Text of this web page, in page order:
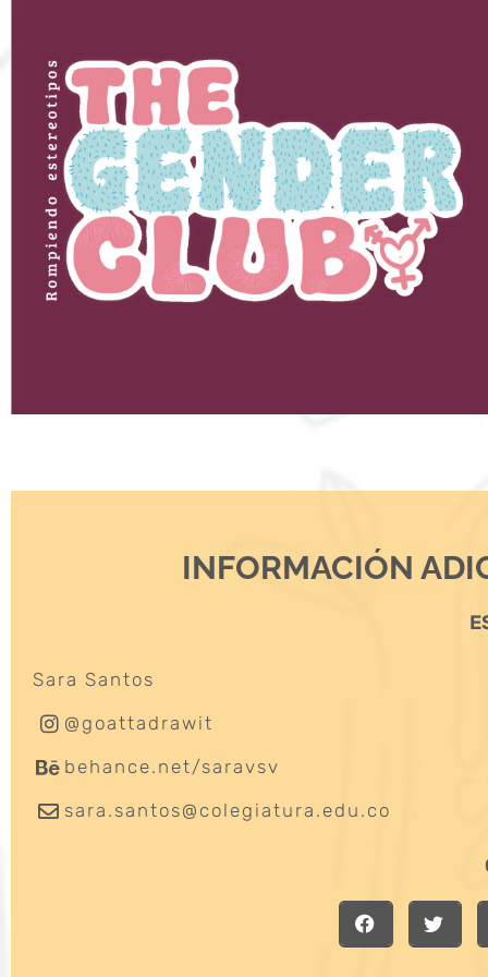
INFORMACIÓN
Sara Santos
@goattadrawit
behance.net/saravsv
sara.santos@colegiatura.edu.co